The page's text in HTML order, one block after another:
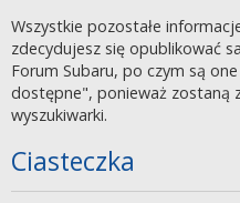
Wszystkie pozostałe
zdecydujesz się opublikować
Forum Subaru, po czym są
dostępne", ponieważ zostaną
wyszukiwarki.
Ciasteczka